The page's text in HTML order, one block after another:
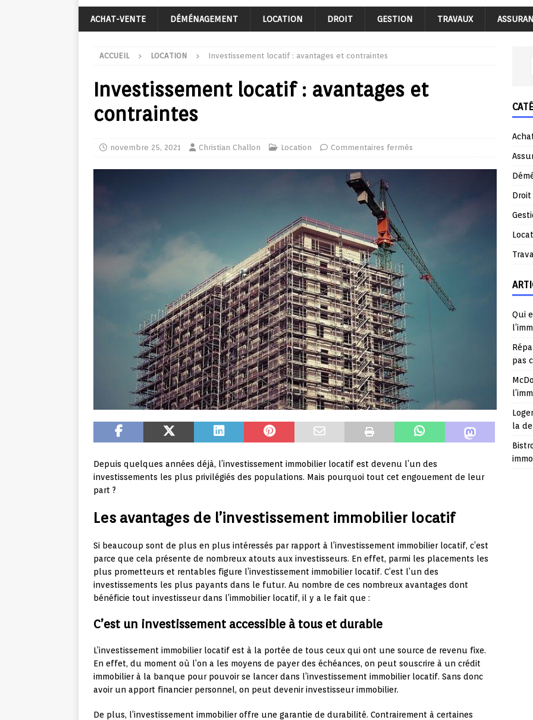
ACHAT-VENTE DÉMÉNAGEMENT LOCATION DROIT GESTION TRAVAUX
ACCUEIL LOCATION Investissement locatif : avantages et contraintes
Investissement locatif : avantages et
contraintes
novembre 25, 2021 Christian Challon Location Commentaires fermés
Depuis quelques années déjà, l’investissement immobilier locatif est devenu l’un des
investissements les plus privilégiés des populations. Mais pourquoi tout cet engouement de leur
part ?
Les avantages de l’investissement immobilier locatif
Si beaucoup sont de plus en plus intéressés par rapport à l’investissement immobilier locatif, c’est
parce que cela présente de nombreux atouts aux investisseurs. En effet, parmi les placements les
plus prometteurs et rentables figure l’investissement immobilier locatif. C’est l’un des
investissements les plus payants dans le futur. Au nombre de ces nombreux avantages dont
bénéficie tout investisseur dans l’immobilier locatif, il y a le fait que :
C’est un investissement accessible à tous et durable
L’investissement immobilier locatif est à la portée de tous ceux qui ont une source de revenu fixe.
En effet, du moment où l’on a les moyens de payer des échéances, on peut souscrire à un crédit
immobilier à la banque pour pouvoir se lancer dans l’investissement immobilier locatif. Sans donc
avoir un apport financier personnel, on peut devenir investisseur immobilier.
De plus, l’investissement immobilier offre une garantie de durabilité. Contrairement à certaines
Droit
Qui
pas
la